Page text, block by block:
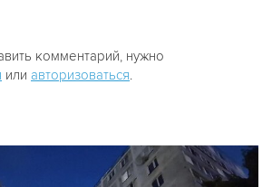
комментарий, нужно
или авторизоваться